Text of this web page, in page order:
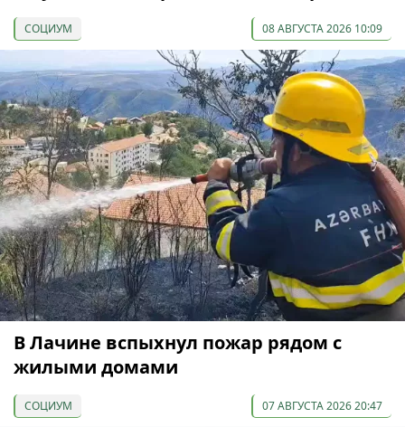
СОЦИУМ 08 АВГУСТА 2026 10:09
В Лачине вспыхнул пожар рядом с
жилыми домами
СОЦИУМ 07 АВГУСТА 2026 20:47